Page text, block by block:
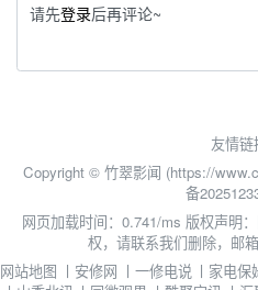
请先登录后再评论~
友情链
Copyright © 竹翠影闻 (https://
备
网页加载时间：0.741/ms 版权声明
权，请联系我们删除，邮
网站地图 丨 安修网 丨 一修电说 丨 家电保